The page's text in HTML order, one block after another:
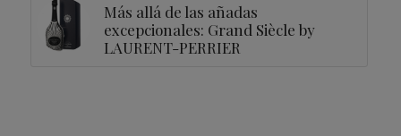
Más allá de las añadas
excepcionales: Grand Siècle by
LAURENT-PERRIER